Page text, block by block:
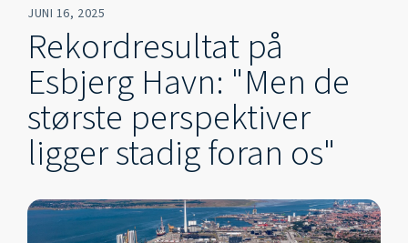
JUNI 16, 2025
Rekordresultat på
Esbjerg Havn: "Men de
største perspektiver
ligger stadig foran os"